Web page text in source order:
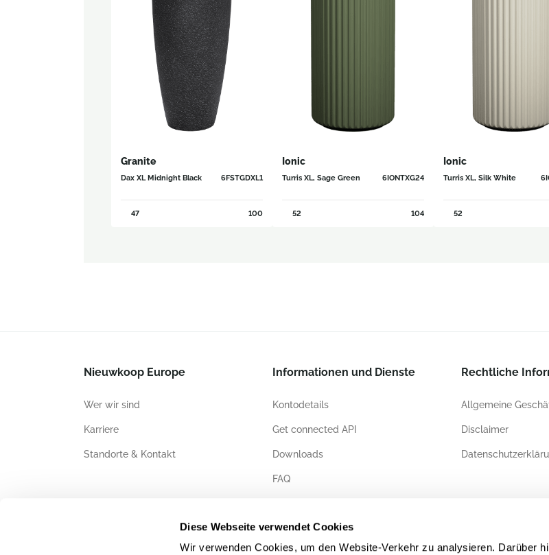
Diese Webseite verwendet Cookies
Wir verwenden Cookies, um den Website-Verkehr zu analysieren. Darüber
Granite
Dax XL Midnight Black 6FSTGDXL1
47 100
Ionic
Turris XL, Sage Green 6IONTXG24
52 104
Ionic
Turris XL, Silk White
52
Nieuwkoop Europe
Wer wir sind
Karriere
Standorte & Kontakt
Informationen und Dienste
Kontodetails
Get connected API
Downloads
FAQ
Rechtliche
Allgemeine
Disclaimer